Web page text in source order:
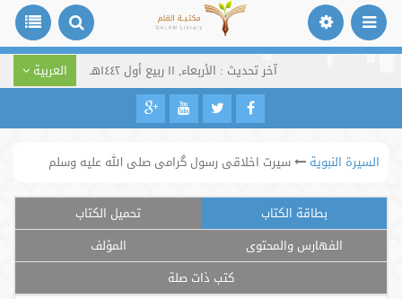
آخر تحديث : الأربعاء, ١١ ربيع أول ١٤٤٢هـ العربية
السيرة النبوية سیرت اخلاقی رسول گرامی صلی الله علیه وسلم
بطاقة الكتاب
تحميل الكتاب
الفهارس والمحتوى
المؤلف
كتب ذات صلة